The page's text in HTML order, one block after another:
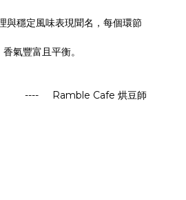
與穩定風味表現聞名，每個環節
氣豐富且平衡。
---- Ramble Cafe 烘豆師